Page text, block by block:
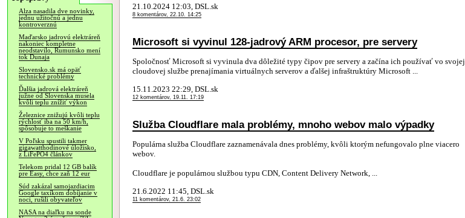
Alza nasadila dve novinky,
jednu užitočnú a jednu
kontroverznú
Maďarsko jadrovú elektráreň
nakoniec kompletne
neodstavilo, Rumunsko mení
tok Dunaja
Slovensko.sk má opäť
technické problémy
Ďalšia jadrová elektráreň
južne od Slovenska musela
kvôli teplu znížiť výkon
Železnice znižujú kvôli teplu
rýchlosť iba na 50 km/h,
spôsobuje to meškanie
V Poľsku spustili takmer
gigawatthodinové úložisko,
z LiFePO4 článkov
Telekom pridal 12 GB balík
pre Easy, chce zaň 12 eur
Súd zakázal samojazdiacim
Google taxíkom dobíjanie v
noci, rušili obyvateľov
NASA na diaľku na sonde
21.10.2024 12:03, DSL.sk
8 komentárov, 22.10. 14:25
Microsoft si vyvinul 128-jadrový ARM procesor, pre servery
Spoločnosť Microsoft si vyvinula dva dôležité typy čipov pre servery a začína ich používať vo svojej
cloudovej službe prenajímania virtuálnych serverov a ďalšej infraštruktúry Microsoft ...
15.11.2023 22:29, DSL.sk
12 komentárov, 19.11. 17:19
Služba Cloudflare mala problémy, mnoho webov malo výpadky
Populárna služba Cloudflare zaznamenávala dnes problémy, kvôli ktorým nefungovalo plne viacero
webov.
Cloudflare je populárnou službou typu CDN, Content Delivery Network, ...
21.6.2022 11:45, DSL.sk
11 komentárov, 21.6. 23:02